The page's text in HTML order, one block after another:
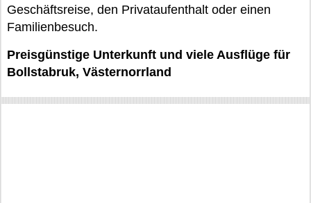
Geschäftsreise, den Privataufenthalt oder einen
Familienbesuch.
Preisgünstige Unterkunft und viele Ausflüge für
Bollstabruk, Västernorrland